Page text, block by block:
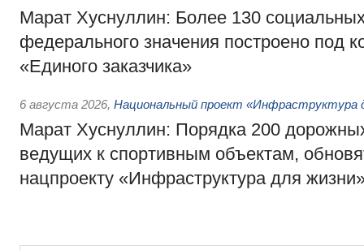
Марат Хуснуллин: Более 130
федерального значения построено под
«Единого заказчика»
6 августа 2026, Национальный проект «Инфраструктура
Марат Хуснуллин: Порядка 200
ведущих к спортивным объектам,
нацпроекту «Инфраструктура для